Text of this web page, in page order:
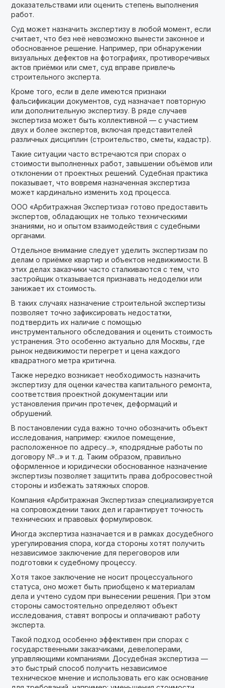
доказательствами или оценить степень выполнения
работ.
Суд может назначить экспертизу в любой момент, если
считает, что без неё невозможно вынести законное и
обоснованное решение. Например, при обнаружении
визуальных дефектов на фотографиях, противоречивых
актов приёмки или смет, суд вправе привлечь
строительного эксперта.
Кроме того, если в деле имеются признаки
фальсификации документов, суд назначает повторную
или дополнительную экспертизу. В ряде случаев
экспертиза может быть коллективной — с участием
двух и более экспертов, включая представителей
различных дисциплин (строительство, сметы, кадастр).
Такие ситуации часто встречаются при спорах о
стоимости выполненных работ, завышении объёмов или
отклонении от проектных решений. Судебная практика
показывает, что вовремя назначенная экспертиза
может кардинально изменить ход процесса.
ООО «Арбитражная Экспертиза» готово предоставить
экспертов, обладающих не только техническими
знаниями, но и опытом взаимодействия с судебными
органами.
Отдельное внимание следует уделить экспертизам по
делам о приёмке квартир и объектов недвижимости. В
этих делах заказчики часто сталкиваются с тем, что
застройщик отказывается признавать недоделки или
занижает их стоимость.
В таких случаях назначение строительной экспертизы
позволяет точно зафиксировать недостатки,
подтвердить их наличие с помощью
инструментального обследования и оценить стоимость
устранения. Это особенно актуально для Москвы, где
рынок недвижимости перегрет и цена каждого
квадратного метра критична.
Также нередко возникает необходимость назначить
экспертизу для оценки качества капитального ремонта,
соответствия проектной документации или
установления причин протечек, деформаций и
обрушений.
В постановлении суда важно точно обозначить объект
исследования, например: «жилое помещение,
расположенное по адресу...», «подрядные работы по
договору №...» и т. д. Таким образом, правильно
оформленное и юридически обоснованное назначение
экспертизы позволяет защитить права добросовестной
стороны и избежать затяжных споров.
Компания «Арбитражная Экспертиза» специализируется
на сопровождении таких дел и гарантирует точность
технических и правовых формулировок.
Иногда экспертиза назначается и в рамках досудебного
урегулирования спора, когда стороны хотят получить
независимое заключение для переговоров или
подготовки к судебному процессу.
Хотя такое заключение не носит процессуального
статуса, оно может быть приобщено к материалам
дела и учтено судом при вынесении решения. При этом
стороны самостоятельно определяют объект
исследования, ставят вопросы и оплачивают работу
эксперта.
Такой подход особенно эффективен при спорах с
государственными заказчиками, девелоперами,
управляющими компаниями. Досудебная экспертиза —
это быстрый способ получить независимое
техническое мнение и использовать его как основание